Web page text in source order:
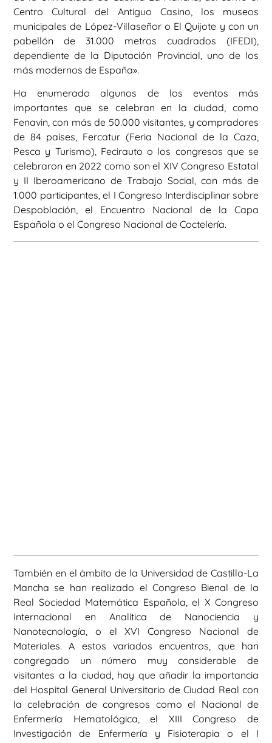
Centro Cultural del Antiguo Casino, los museos
municipales de López-Villaseñor o El Quijote y con un
pabellón de 31.000 metros cuadrados (IFEDI),
dependiente de la Diputación Provincial, uno de los
más modernos de España».
Ha enumerado algunos de los eventos más
importantes que se celebran en la ciudad, como
Fenavin, con más de 50.000 visitantes, y compradores
de 84 países, Fercatur (Feria Nacional de la Caza,
Pesca y Turismo), Fecirauto o los congresos que se
celebraron en 2022 como son el XIV Congreso Estatal
y II Iberoamericano de Trabajo Social, con más de
1.000 participantes, el I Congreso Interdisciplinar sobre
Despoblación, el Encuentro Nacional de la Capa
Española o el Congreso Nacional de Coctelería.
También en el ámbito de la Universidad de Castilla-La
Mancha se han realizado el Congreso Bienal de la
Real Sociedad Matemática Española, el X Congreso
Internacional en Analítica de Nanociencia y
Nanotecnología, o el XVI Congreso Nacional de
Materiales. A estos variados encuentros, que han
congregado un número muy considerable de
visitantes a la ciudad, hay que añadir la importancia
del Hospital General Universitario de Ciudad Real con
la celebración de congresos como el Nacional de
Enfermería Hematológica, el XIII Congreso de
Investigación de Enfermería y Fisioterapia o el I